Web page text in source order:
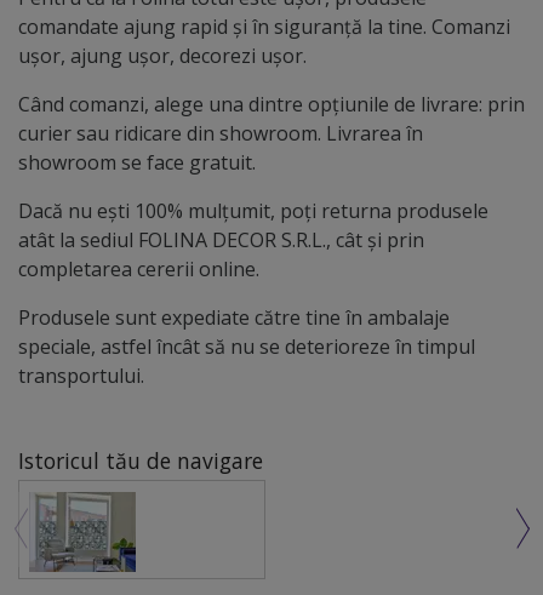
comandate ajung rapid și în siguranță la tine. Comanzi
ușor, ajung ușor, decorezi ușor.
Când comanzi, alege una dintre opțiunile de livrare: prin
curier sau ridicare din showroom. Livrarea în
showroom se face gratuit.
Dacă nu ești 100% mulțumit, poți returna produsele
atât la sediul FOLINA DECOR S.R.L., cât și prin
completarea cererii online.
Produsele sunt expediate către tine în ambalaje
speciale, astfel încât să nu se deterioreze în timpul
transportului.
Istoricul tău de navigare